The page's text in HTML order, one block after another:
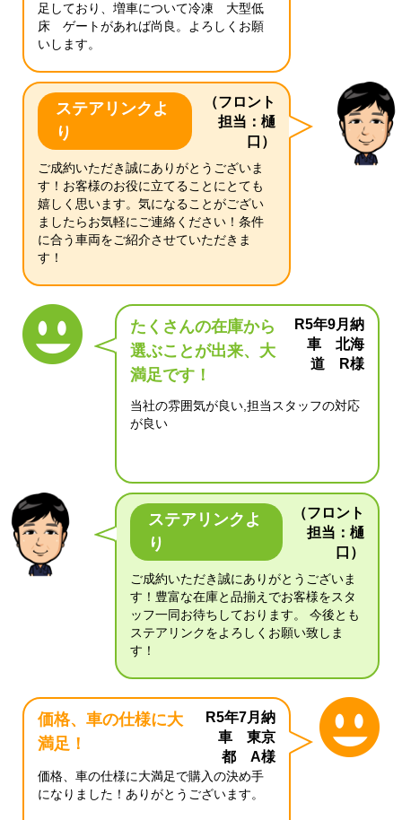
足しており、増車について冷凍 大型低
床 ゲートがあれば尚良。よろしくお願
いします。
ステアリンクよ
り
（フロント
担当：樋
口）
ご成約いただき誠にありがとうございま
す！お客様のお役に立てることにとても
嬉しく思います。気になることがござい
ましたらお気軽にご連絡ください！条件
に合う車両をご紹介させていただきま
す！
たくさんの在庫から
選ぶことが出来、大
満足です！
R5年9月納
車 北海
道 R様
当社の雰囲気が良い,担当スタッフの対応
が良い
ステアリンクよ
り
（フロント
担当：樋
口）
ご成約いただき誠にありがとうございま
す！豊富な在庫と品揃えでお客様をスタ
ッフ一同お待ちしております。 今後とも
ステアリンクをよろしくお願い致しま
す！
価格、車の仕様に大
満足！
R5年7月納
車 東京
都 A様
価格、車の仕様に大満足で購入の決め手
になりました！ありがとうございます。